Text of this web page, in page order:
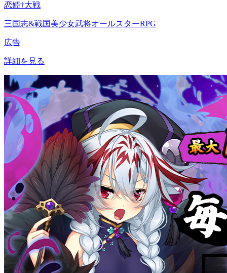
恋姫†大戦
三国志&戦国美少女武将オールスターRPG
広告
詳細を見る